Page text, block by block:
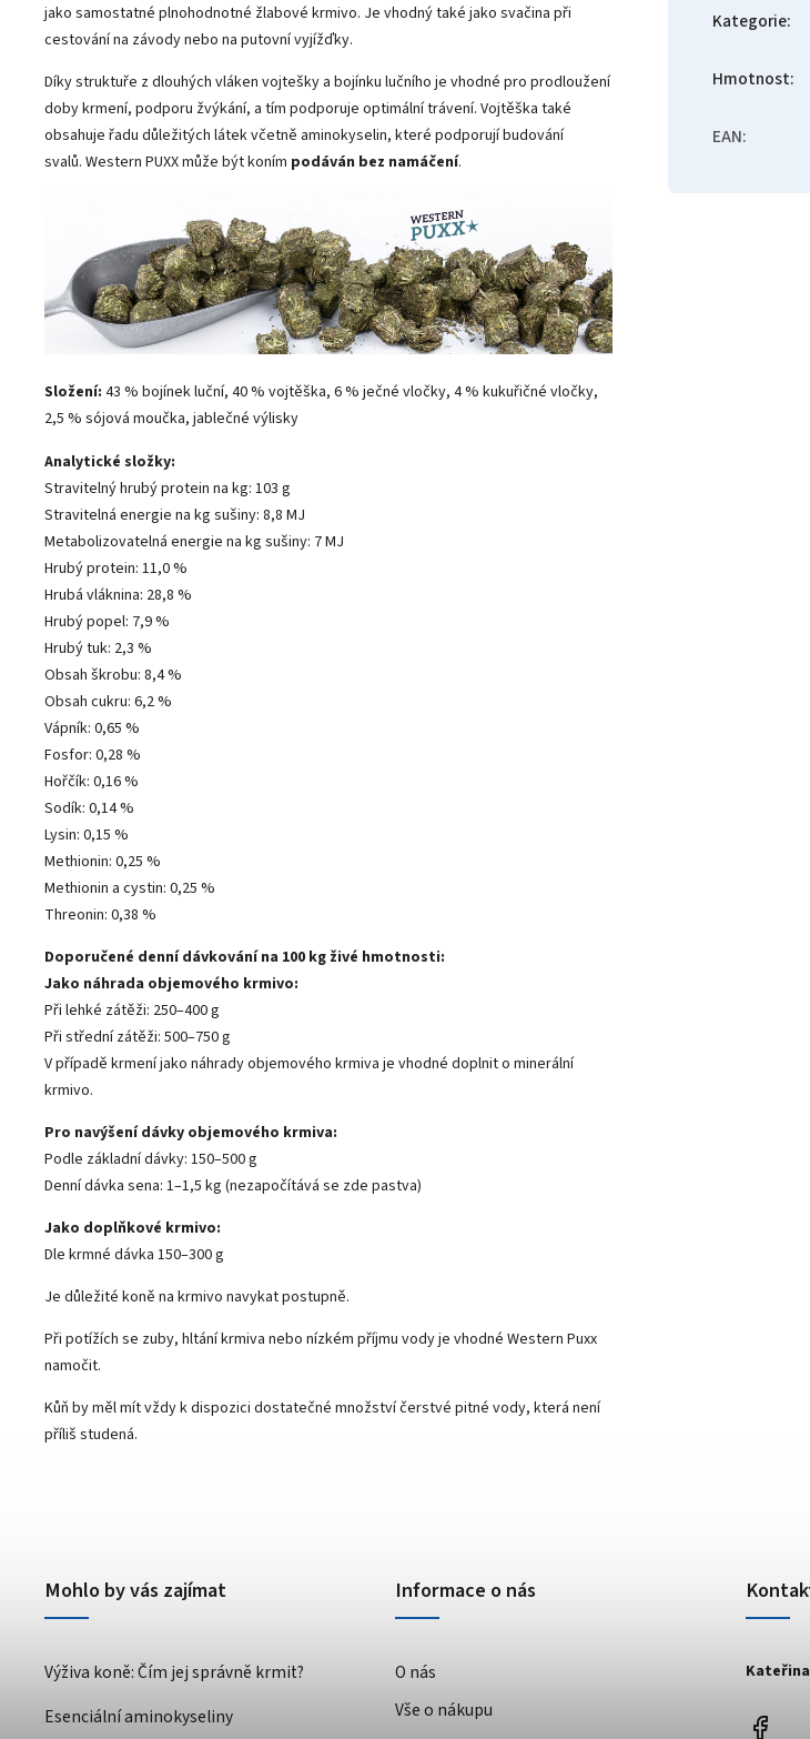
jako samostatné plnohodnotné žlabové krmivo. Je vhodný také jako svačina při
cestování na závody nebo na putovní vyjížďky.
Díky struktuře z dlouhých vláken vojtešky a bojínku lučního je vhodné pro prodloužení
doby krmení, podporu žvýkání, a tím podporuje optimální trávení. Vojtěška také
obsahuje řadu důležitých látek včetně aminokyselin, které podporují budování
svalů. Western PUXX může být koním podáván bez namáčení.
Složení: 43 % bojínek luční, 40 % vojtěška, 6 % ječné vločky, 4 % kukuřičné vločky,
2,5 % sójová moučka, jablečné výlisky
Analytické složky:
Stravitelný hrubý protein na kg: 103 g
Stravitelná energie na kg sušiny: 8,8 MJ
Metabolizovatelná energie na kg sušiny: 7 MJ
Hrubý protein: 11,0 %
Hrubá vláknina: 28,8 %
Hrubýpopel: 7,9 %
Hrubý tuk: 2,3 %
Obsah škrobu: 8,4 %
Obsah cukru: 6,2 %
Vápník: 0,65 %
Fosfor: 0,28 %
Hořčík: 0,16 %
Sodík: 0,14 %
Lysin: 0,15 %
Methionin: 0,25 %
Methionin a cystin: 0,25 %
Threonin: 0,38 %
Doporučené denní dávkování na 100 kg živé hmotnosti:
Jako náhrada objemového krmivo:
Při lehké zátěži: 250–⁠⁠⁠⁠⁠⁠400 g
Při střední zátěži: 500–⁠⁠⁠⁠⁠⁠750 g
V případě krmení jako náhrady objemového krmiva je vhodné doplnit o minerální
krmivo.
Pro navýšení dávky objemového krmiva:
Podle základní dávky: 150–⁠⁠⁠⁠⁠⁠500 g
Denní dávka sena: 1–1,5 kg (nezapočítává se zde pastva)
Jako doplňkové krmivo:
Dle krmné dávka 150–⁠⁠⁠⁠⁠⁠300 g
Je důležité koně na krmivo navykat postupně.
Při potížích se zuby, hltání krmiva nebo nízkém příjmu vody je vhodné Western Puxx
namočit.
Kůň by měl mít vždy k dispozici dostatečné množství čerstvé pitné vody, která není
příliš studená.
Kategorie:
Hmotnost:
EAN:
Mohlo by vás zajímat
Výživa koně: Čím jej správně krmit?
Esenciální aminokyseliny
Informace o nás
O nás
Vše o nákupu